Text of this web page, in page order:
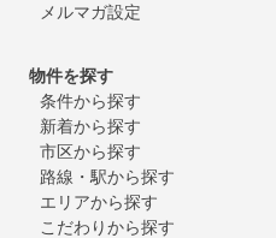
メルマガ設定
物件を探す
条件から探す
新着から探す
市区から探す
路線・駅から探す
エリアから探す
こだわりから探す